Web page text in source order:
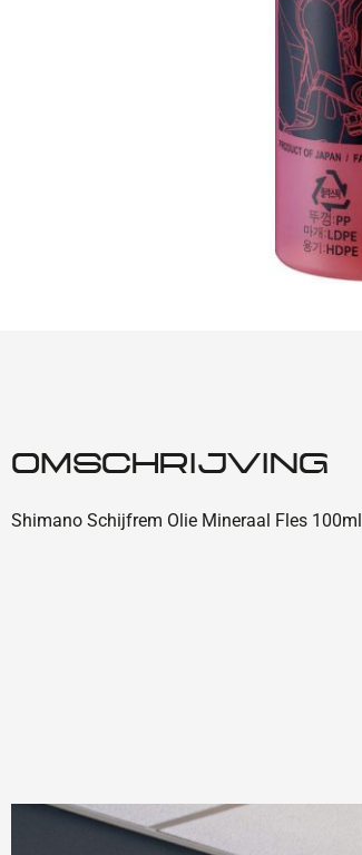
OMSCHRIJVING
Shimano Schijfrem Olie Mineraal Fles 100ml